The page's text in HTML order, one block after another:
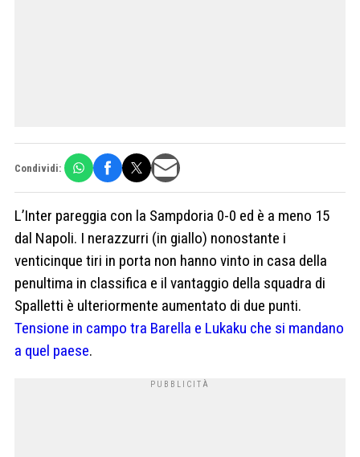
Condividi:
L’Inter pareggia con la Sampdoria 0-0 ed è a meno 15
dal Napoli. I nerazzurri (in giallo) nonostante i
venticinque tiri in porta non hanno vinto in casa della
penultima in classifica e il vantaggio della squadra di
Spalletti è ulteriormente aumentato di due punti.
Tensione in campo tra Barella e Lukaku che si mandano
a quel paese.